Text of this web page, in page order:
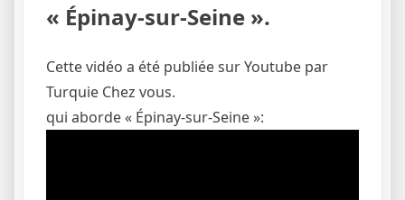
« Épinay-sur-Seine ».
Cette vidéo a été publiée sur Youtube par
Turquie Chez vous.
qui aborde « Épinay-sur-Seine »: